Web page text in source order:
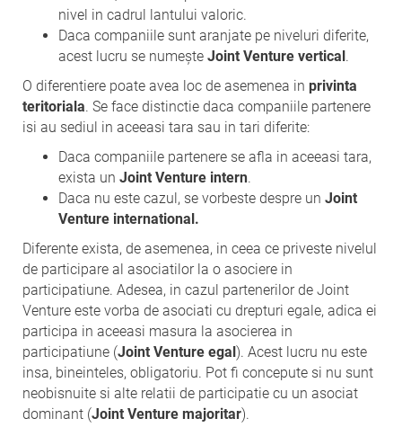
nivel in cadrul lantului valoric.
Daca companiile sunt aranjate pe niveluri diferite,
acest lucru se numește Joint Venture vertical.
O diferentiere poate avea loc de asemenea in privinta
teritoriala. Se face distinctie daca companiile partenere
isi au sediul in aceeasi tara sau in tari diferite:
Daca companiile partenere se afla in aceeasi tara,
exista un Joint Venture intern.
Daca nu este cazul, se vorbeste despre un Joint
Venture international.
Diferente exista, de asemenea, in ceea ce priveste nivelul
de participare al asociatilor la o asociere in
participatiune. Adesea, in cazul partenerilor de Joint
Venture este vorba de asociati cu drepturi egale, adica ei
participa in aceeasi masura la asocierea in
participatiune (Joint Venture egal). Acest lucru nu este
insa, bineinteles, obligatoriu. Pot fi concepute si nu sunt
neobisnuite si alte relatii de participatie cu un asociat
dominant (Joint Venture majoritar).